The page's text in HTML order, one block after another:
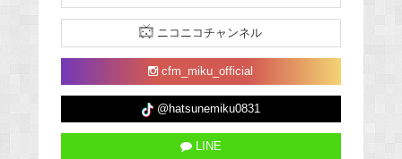
ニコニコチャンネル
cfm_miku_official
@hatsunemiku0831
LINE